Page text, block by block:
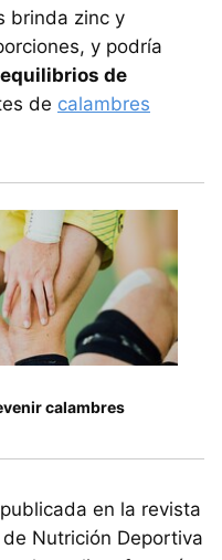
brinda zinc y
y podría
de
de calambres
calambres
publicada en la revista
Nutrición Deportiva